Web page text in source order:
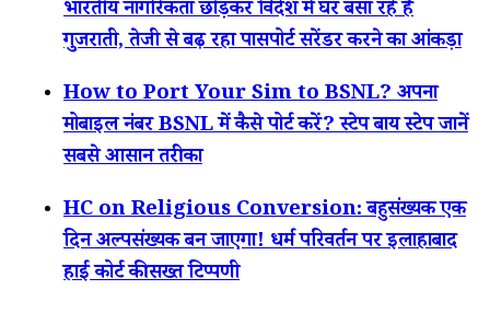
भारतीय नागरिकता छोड़कर विदेश में घर बसा रहे हैं
गुजराती, तेजी से बढ़ रहा पासपोर्ट सरेंडर करने का आंकड़ा
How to Port Your Sim to BSNL? अपना
मोबाइल नंबर BSNL में कैसे पोर्ट करें? स्टेप बाय स्टेप जानें
सबसे आसान तरीका
HC on Religious Conversion: बहुसंख्यक एक
दिन अल्पसंख्यक बन जाएगा! धर्म परिवर्तन पर इलाहाबाद
हाई कोर्ट की सख्त टिप्पणी